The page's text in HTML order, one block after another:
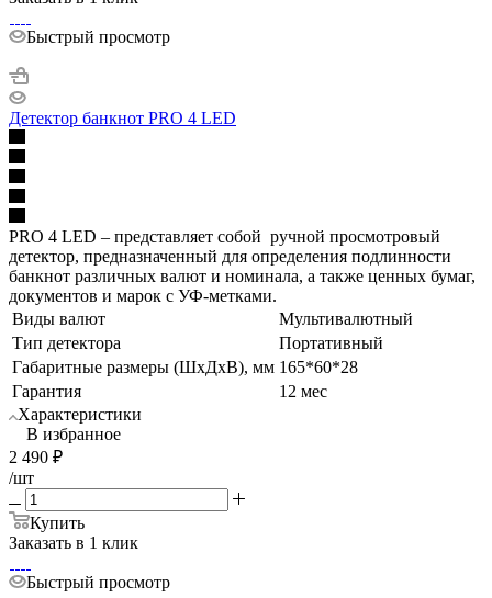
Быстрый просмотр
Детектор банкнот PRO 4 LED
PRO 4 LED – представляет собой ручной просмотровый
детектор, предназначенный для определения подлинности
банкнот различных валют и номинала, а также ценных бумаг,
документов и марок с УФ-метками.
Виды валют
Мультивалютный
Тип детектора
Портативный
Габаритные размеры (ШхДхВ), мм 165*60*28
Гарантия
12 мес
Характеристики
В избранное
2 490 ₽
/шт
Купить
Заказать в 1 клик
Быстрый просмотр